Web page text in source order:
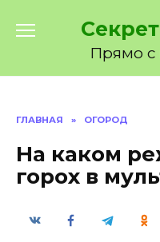
Прямо с
ГЛАВНАЯ » ОГОРОД
На каком
горох в